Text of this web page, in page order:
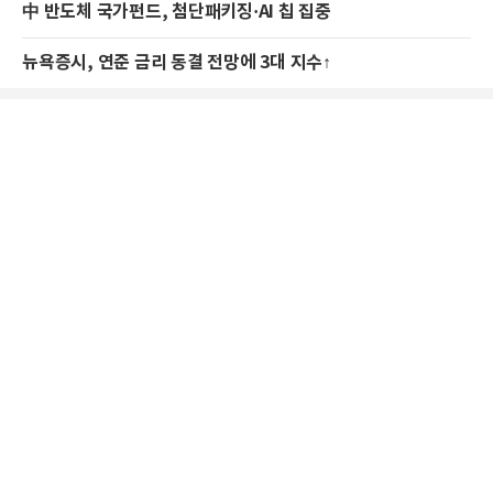
中 반도체 국가펀드, 첨단패키징·AI 칩 집중
뉴욕증시, 연준 금리 동결 전망에 3대 지수↑